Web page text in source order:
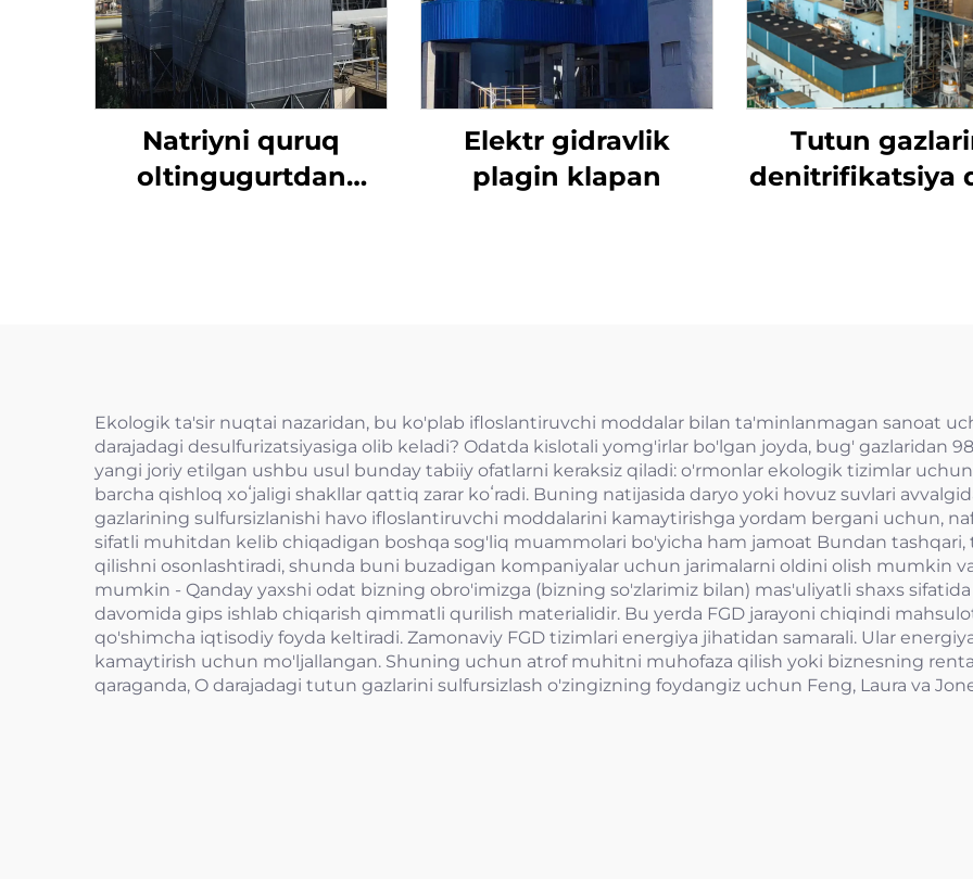
Natriyni quruq
oltingugurtdan
Elektr gidravlik
plagin klapan
Tutun
denitrifikatsiya
Ekologik ta'sir nuqtai nazaridan, bu ko'plab ifloslantiruvchi moddalar bilan ta'minlanmagan sanoat
darajadagi desulfurizatsiyasiga olib keladi? Odatda kislotali yomg'irlar bo'lgan joyda, bug' gazlaridan
yangi joriy etilgan ushbu usul bunday tabiiy ofatlarni keraksiz qiladi: o'rmonlar ekologik tizimlar
barcha qishloq xoʻjaligi shakllar qattiq zarar koʻradi. Buning natijasida daryo yoki hovuz suvlari
gazlarining sulfursizlanishi havo ifloslantiruvchi moddalarini kamaytirishga yordam bergani uchun,
sifatli muhitdan kelib chiqadigan boshqa sog'liq muammolari bo'yicha ham jamoat Bundan
qilishni osonlashtiradi, shunda buni buzadigan kompaniyalar uchun jarimalarni oldini olish mumkin
mumkin - Qanday yaxshi odat bizning obro'imizga (bizning so'zlarimiz bilan) mas'uliyatli shaxs
davomida gips ishlab chiqarish qimmatli qurilish materialidir. Bu yerda FGD jarayoni chiqindi
qo'shimcha iqtisodiy foyda keltiradi. Zamonaviy FGD tizimlari energiya jihatidan samarali. Ular
kamaytirish uchun mo'ljallangan. Shuning uchun atrof muhitni muhofaza qilish yoki biznesning
qaraganda, O darajadagi tutun gazlarini sulfursizlash o'zingizning foydangiz uchun Feng, Laura va